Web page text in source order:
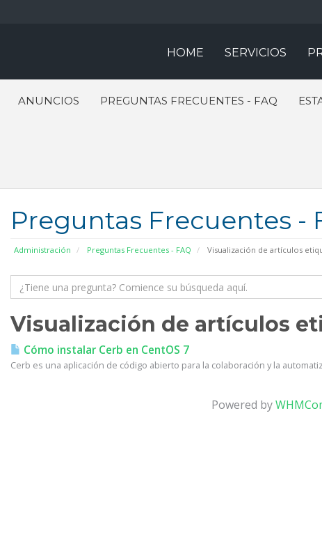
HOME SERVICIOS
ANUNCIOS PREGUNTAS FRECUENTES - FAQ
Preguntas Frecuentes -
Administración Preguntas Frecuentes - FAQ Visualización de artículos
Visualización de artículos
Cómo instalar Cerb en CentOS 7
Cerb es una aplicación de código abierto para la colaboración y la
Powered by